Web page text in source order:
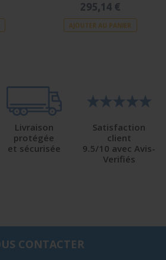
295,14 €
AJOUTER AU PANIER
Livraison
protégée
et sécurisée
Satisfaction
client
9.5/10 avec Avis-
Verifiés
CONTACTER